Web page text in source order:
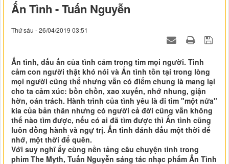
Ấn Tình - Tuấn Nguyễn
Thứ sáu - 26/04/2019 03:51
Ấn tình, dấu ấn của tình cảm trong tim mọi người. Tình
cảm con người thật khó nói và Ấn tình tồn tại trong lòng
mọi người cũng thế nhưng vẫn có điểm chung là mang lại
cho ta cảm xúc: bồn chồn, xao xuyến, nhớ nhung, giận
hờn, oán trách. Hành trình của tình yêu là đi tìm "một nửa"
kia của bản thân nhưng có người cả đời cũng vẫn không
thể nào tìm được, nếu có ai đã tìm được thì Ấn tình cũng
luôn đồng hành và ngự trị. Ấn tình đánh dấu một thời để
nhớ, một thời để quên.
Với suy nghĩ ấy cùng nền tảng câu chuyện tình trong
phim The Myth, Tuấn Nguyễn sáng tác nhạc phẩm Ấn Tình